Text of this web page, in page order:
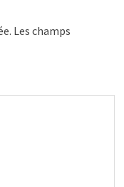
Les champs